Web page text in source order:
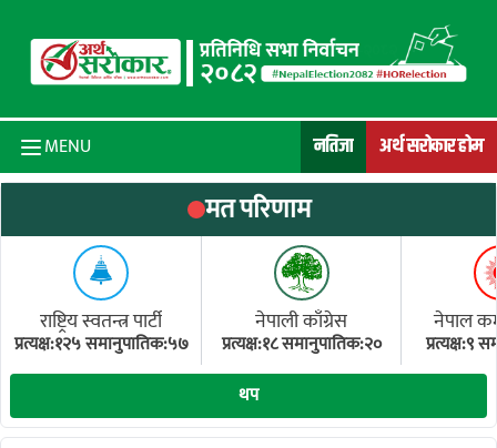
MENU नतिजा अर्थ सरोकार होम
मत परिणाम
राष्ट्रिय स्वतन्त्र पार्टी
प्रत्यक्ष:१२५ समानुपातिक:५७
नेपाली काँग्रेस
प्रत्यक्ष:१८ समानुपातिक:२०
नेपाल
प्रत्यक्ष:९
थप